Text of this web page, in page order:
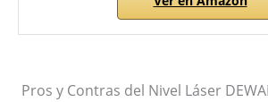
Pros y Contras del Nivel Láser